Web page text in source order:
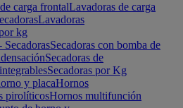
carga frontalLavadoras de carga
Lavadoras
kg
SecadorasSecadoras con bomba de
Secadoras de
Secadoras por Kg
y placaHornos
pirolíticosHornos multifunción